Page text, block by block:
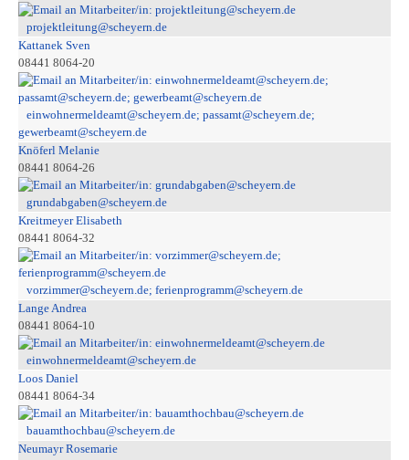
projektleitung@scheyern.de
Kattanek Sven
08441 8064-20
einwohnermeldeamt@scheyern.de; passamt@scheyern.de;
gewerbeamt@scheyern.de
Knöferl Melanie
08441 8064-26
grundabgaben@scheyern.de
Kreitmeyer Elisabeth
08441 8064-32
vorzimmer@scheyern.de; ferienprogramm@scheyern.de
Lange Andrea
08441 8064-10
einwohnermeldeamt@scheyern.de
Loos Daniel
08441 8064-34
bauamthochbau@scheyern.de
Neumayr Rosemarie